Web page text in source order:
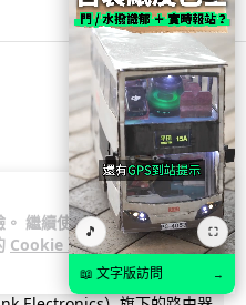
繼續使用
Cookie 政
官方緊急下架止血
時使用
🎵 ⛶
📖 文字版訪問 →